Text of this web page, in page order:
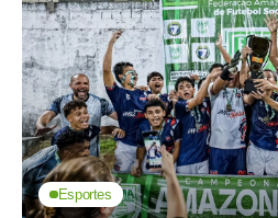
Esportes